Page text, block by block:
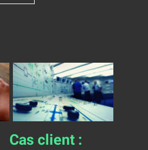
Cas client :